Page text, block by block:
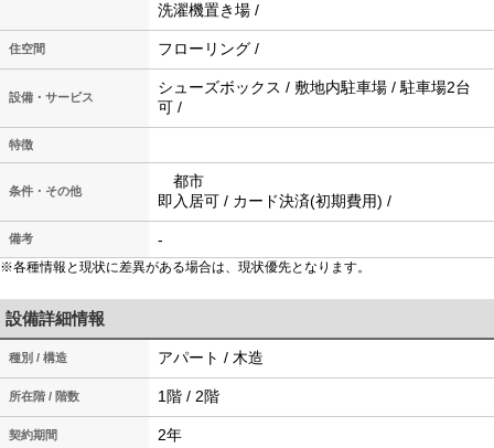
洗濯機置き場 /
住空間 フローリング /
設備・サービス
シューズボックス / 敷地内駐車場 / 駐車場2台
可 /
特徴
条件・その他
都市
即入居可 / カード決済(初期費用) /
備考 -
※各種情報と現状に差異がある場合は、現状優先となります。
設備詳細情報
種別 / 構造 アパート / 木造
所在階 / 階数 1階 / 2階
契約期間 2年